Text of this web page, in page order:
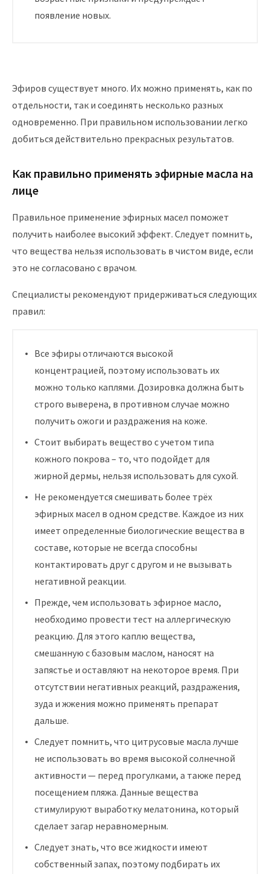
появление новых.
Эфиров существует много. Их можно применять, как по
отдельности, так и соединять несколько разных
одновременно. При правильном использовании легко
добиться действительно прекрасных результатов.
Как правильно применять эфирные масла на
лице
Правильное применение эфирных масел поможет
получить наиболее высокий эффект. Следует помнить,
что вещества нельзя использовать в чистом виде, если
это не согласовано с врачом.
Специалисты рекомендуют придерживаться следующих
правил:
Все эфиры отличаются высокой
концентрацией, поэтому использовать их
можно только каплями. Дозировка должна быть
строго выверена, в противном случае можно
получить ожоги и раздражения на коже.
Стоит выбирать вещество с учетом типа
кожного покрова – то, что подойдет для
жирной дермы, нельзя использовать для сухой.
Не рекомендуется смешивать более трёх
эфирных масел в одном средстве. Каждое из них
имеет определенные биологические вещества в
составе, которые не всегда способны
контактировать друг с другом и не вызывать
негативной реакции.
Прежде, чем использовать эфирное масло,
необходимо провести тест на аллергическую
реакцию. Для этого каплю вещества,
смешанную с базовым маслом, наносят на
запястье и оставляют на некоторое время. При
отсутствии негативных реакций, раздражения,
зуда и жжения можно применять препарат
дальше.
Следует помнить, что цитрусовые масла лучше
не использовать во время высокой солнечной
активности — перед прогулками, а также перед
посещением пляжа. Данные вещества
стимулируют выработку мелатонина, который
сделает загар неравномерным.
Следует знать, что все жидкости имеют
собственный запах, поэтому подбирать их